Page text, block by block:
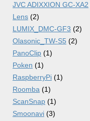
JVC ADIXXION GC-XA2
Lens (2)
LUMIX_DMC-GF3 (2)
Olasonic_TW-S5 (2)
PanoClip (1)
Poken (1)
RaspberryPi (1)
Roomba (1)
ScanSnap (1)
Smoonavi (3)